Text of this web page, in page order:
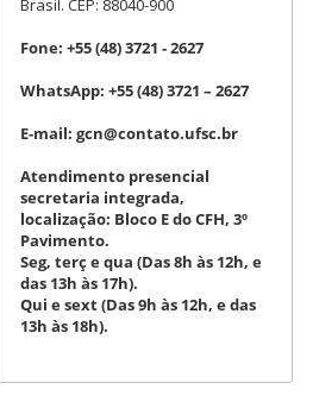
Brasil. CEP: 88040-900
Fone: +55 (48) 3721 - 2627
WhatsApp: +55 (48) 3721 – 2627
E-mail: gcn@contato.ufsc.br
Atendimento presencial
secretaria integrada,
localização: Bloco E do CFH, 3º
Pavimento.
Seg, terç e qua (Das 8h às 12h, e
das 13h às 17h).
Qui e sext (Das 9h às 12h, e das
13h às 18h).